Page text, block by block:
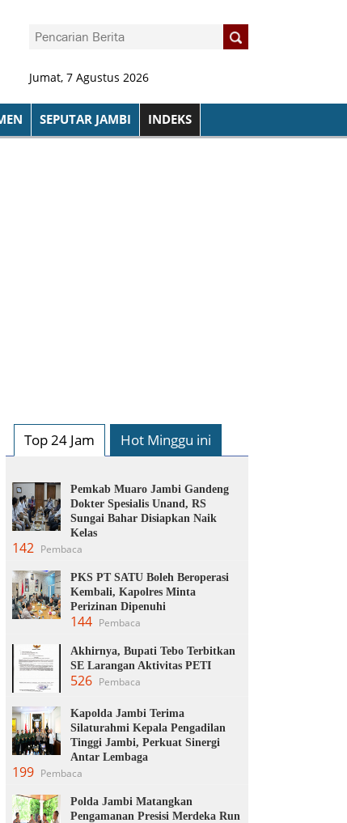
Jumat, 7 Agustus 2026
SEPUTAR JAMBI INDEKS
Top 24 Jam Hot Minggu ini
Pemkab Muaro Jambi Gandeng
Dokter Spesialis Unand, RS
Sungai Bahar Disiapkan Naik
Kelas
142 Pembaca
PKS PT SATU Boleh Beroperasi
Kembali, Kapolres Minta
Perizinan Dipenuhi
144 Pembaca
Akhirnya, Bupati Tebo Terbitkan
SE Larangan Aktivitas PETI
526 Pembaca
Kapolda Jambi Terima
Silaturahmi Kepala Pengadilan
Tinggi Jambi, Perkuat Sinergi
Antar Lembaga
199 Pembaca
Polda Jambi Matangkan
Pengamanan Presisi Merdeka Run